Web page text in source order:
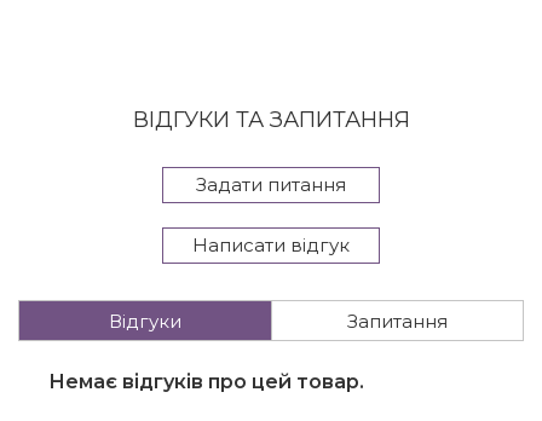
ВІДГУКИ ТА ЗАПИТАННЯ
Задати питання
Написати відгук
Відгуки Запитання
Немає відгуків про цей товар.